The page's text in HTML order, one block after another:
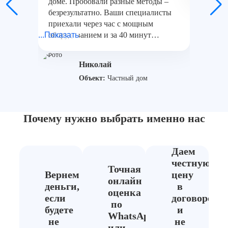
безрезультатно. Ваши специалисты
приехали через час с мощным
оборудованием и за 40 минут
Главное – ничего не повредили!
Спасибо за детальные рекомендации
по утеплению.
...Показать
Николай
Объект: Частный дом
Почему нужно выбрать именно нас
Вернем
деньги,
если
будете
не
Точная
онлайн
оценка
по
WhatsApp
Даем
честную
цену
в
договоре
и
не